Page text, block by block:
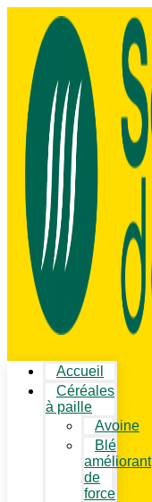
Accueil
Céréales
à paille
Avoine
Blé
améliorant
de
force